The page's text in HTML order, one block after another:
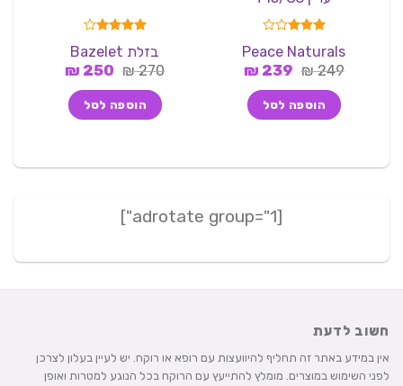
דורג
3.00
מתוך 5
Peace Naturals
249
₪ המחיר
היה:
249 ₪.
239
₪המחיר
הוא:
239 ₪.
הוספה לסל
דורג
4.00
מתוך 5
בזלת Bazelet
270
₪ המחיר
היה:
270 ₪.
250
₪המחיר
הוא:
250 ₪.
הוספה לסל
חשוב לדעת
אין במידע באתר זה תחליף להיוועצות עם רופא או רוקח. יש לעיין בעלון לצרכן
לפני השימוש במוצרים. מומלץ להתייעץ עם הרוקח בכל הנוגע למטרות ואופן